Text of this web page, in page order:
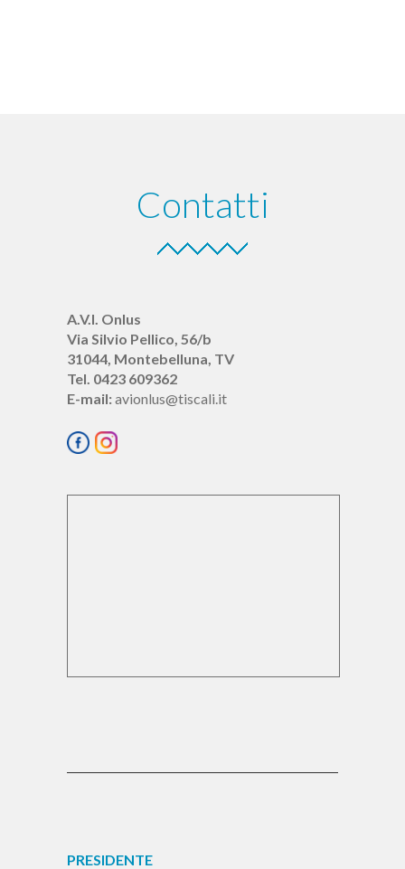
Contatti
A.V.I. Onlus
Via Silvio Pellico, 56/b
31044, Montebelluna, TV
Tel. 0423 609362
E-mail:avionlus@tiscali.it
PRESIDENTE